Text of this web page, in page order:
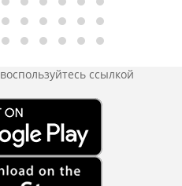
воспользуйтесь ссылкой